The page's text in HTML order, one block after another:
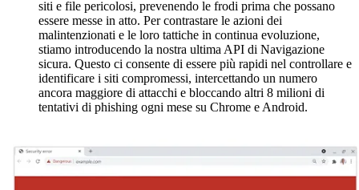
siti e file pericolosi, prevenendo le frodi prima che possano
essere messe in atto. Per contrastare le azioni dei
malintenzionati e le loro tattiche in continua evoluzione,
stiamo introducendo la nostra ultima API di Navigazione
sicura. Questo ci consente di essere più rapidi nel controllare e
identificare i siti compromessi, intercettando un numero
ancora maggiore di attacchi e bloccando altri 8 milioni di
tentativi di phishing ogni mese su Chrome e Android.